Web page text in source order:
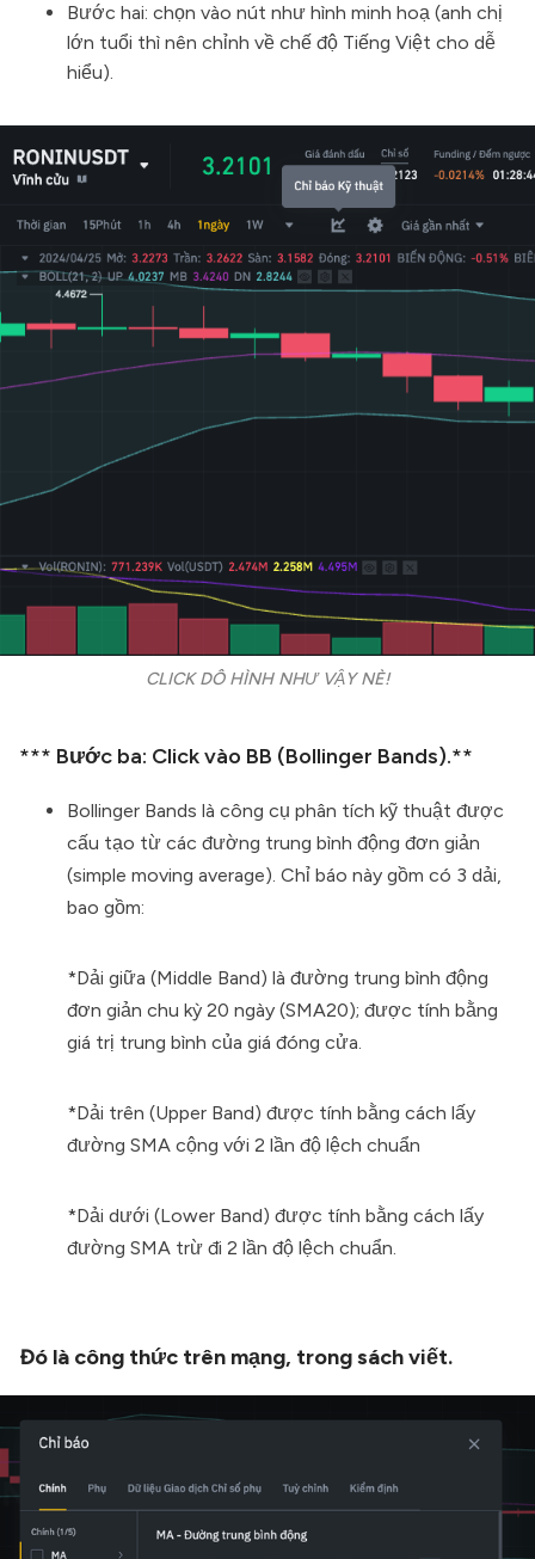
Bước hai: chọn vào nút như hình minh hoạ (anh chị
lớn tuổi thì nên chỉnh về chế độ Tiếng Việt cho dễ
hiểu).
CLICK DÔ HÌNH NHƯ VẬY NÈ!
*** Bước ba: Click vào BB (Bollinger Bands).**
Bollinger Bands là công cụ phân tích kỹ thuật được
cấu tạo từ các đường trung bình động đơn giản
(simple moving average). Chỉ báo này gồm có 3 dải,
bao gồm:
*Dải giữa (Middle Band) là đường trung bình động
đơn giản chu kỳ 20 ngày (SMA20); được tính bằng
giá trị trung bình của giá đóng cửa.
*Dải trên (Upper Band) được tính bằng cách lấy
đường SMA cộng với 2 lần độ lệch chuẩn
*Dải dưới (Lower Band) được tính bằng cách lấy
đường SMA trừ đi 2 lần độ lệch chuẩn.
Đó là công thức trên mạng, trong sách viết.